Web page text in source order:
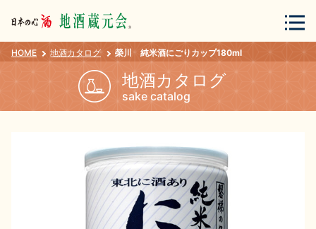
会員登録 ログイン
HOME 地酒カタログ 榮川 純米酒にごりカップ180ml
地酒カタログ
sake catalog